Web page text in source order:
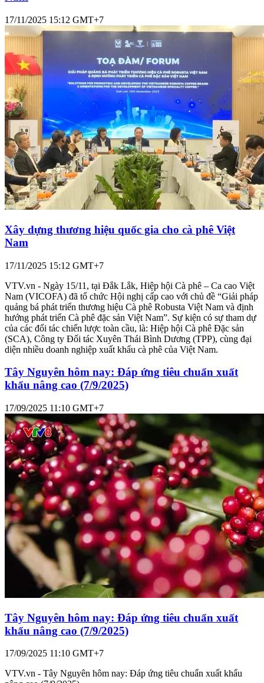
Kinh tế & Tài chính 19/12/2025 07:18 GMT+7
Xuất khẩu cà phê tiến gần mốc 8 tỷ USD nhờ được
mùa được giá
Kinh tế & Tài chính 19/12/2025 07:18 GMT+7
VTV.vn - Dù chưa kết thúc năm 2025, ngành hàng cà phê Việt
Nam đã ghi nhận mức tăng trưởng kỷ lục về kim ngạch, mang lại lợi
nhuận lớn cho cả doanh nghiệp xuất khẩu lẫn người nông dân tại
thủ phủ Tây Nguyên.
Xây dựng thương hiệu quốc gia cho cà phê Việt
Nam
17/11/2025 15:12 GMT+7
Xây dựng thương hiệu quốc gia cho cà phê Việt
17/11/2025 15:12 GMT+7
VTV.vn - Ngày 15/11, tại Đắk Lắk, Hiệp hội Cà phê – Ca cao Việt
Nam (VICOFA) đã tổ chức Hội nghị cấp cao với chủ đề “Giải pháp
quảng bá phát triển thương hiệu Cà phê Robusta Việt Nam và định
hướng phát triển Cà phê đặc sản Việt Nam”. Sự kiện có sự tham dự
của các đối tác chiến lược toàn cầu, là: Hiệp hội Cà phê Đặc sản